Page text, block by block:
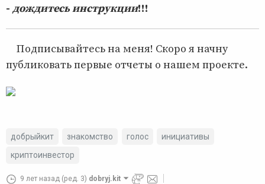
- дождитесь инструкции!!!
Подписывайтесь на меня! Скоро я начну
публиковать первые отчеты о нашем проекте.
добрыйкит знакомство голос
инициативы
криптоинвестор
9 лет назад (ред. 3) dobryj.kit